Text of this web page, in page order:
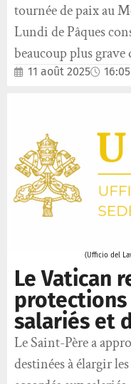
tournée de paix au
Lundi de Pâques
beaucoup plus grave
11 août 2025 16:05
(Ufficio del
Le Vatican
protections
salariés et
Le Saint-Père a
destinées à élargir